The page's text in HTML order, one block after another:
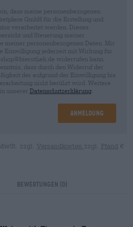
dass meine personenbezogenen
GmbH für die Erstellung und
verarbeitet werden. Dieses
und Steuerung meiner
meiner personenbezogenen Daten. Mir
Einwilligung jederzeit mit Wirkung für
widerrufen kann.
dass durch den Widerruf der
der aufgrund der Einwilligung bis
nicht berührt wird. Weitere
unserer Datenschutzerklärung
Anmeldung
zzgl. Versandkosten zzgl. Pfand €
Bewertungen (0)